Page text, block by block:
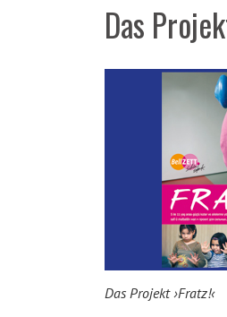
Das
Das Projekt ›Fratz!‹